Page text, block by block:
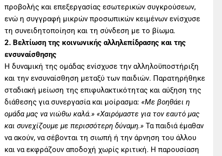
προβολής και επεξεργασίας εσωτερικών συγκρούσεων,
ενώ η συγγραφή μικρών προσωπικών κειμένων ενίσχυσε
τη συνειδητοποίηση και τη σύνδεση με το βίωμα.
2. Βελτίωση της κοινωνικής αλληλεπίδρασης και της
ενσυναίσθησης
Η δυναμική της ομάδας ενίσχυσε την αλληλοϋποστήριξη
και την ενσυναίσθηση μεταξύ των παιδιών. Παρατηρήθηκε
σταδιακή μείωση της επιφυλακτικότητας και αύξηση της
διάθεσης για συνεργασία και μοίρασμα:«Με βοηθάει η
ομάδα μας να νιώθω καλά.» «Χαιρόμαστε για τον εαυτό μας
και συνεχίζουμε με περισσότερη δύναμη.» Τα παιδιά έμαθαν
να ακούν, να σέβονται τη σιωπή ή την άρνηση του άλλου
και να εκφράζουν αποδοχή χωρίς κριτική. Η παρουσίαση